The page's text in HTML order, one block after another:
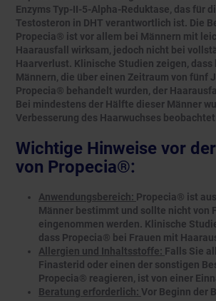
Enzyms Typ-II-5-Alpha-Reduktase, das für
Testosteron in DHT verantwortlich ist. Die
Propecia® ist vor allem bei Männern mit
Haarausfall wirksam, jedoch nicht bei
Haarverlust. Klinische Studien zeigen, dass
Männern, die über einen Zeitraum von fünf
Propecia® behandelt wurden, der
Bei mindestens der Hälfte dieser Männer
Verbesserung des Haarwuchses
Wichtige Hinweise vor
von Propecia®:
Anwendungsbereich: Propecia® ist
Männer bestimmt und sollte nicht von
eingenommen werden. Klinische
dass Propecia® bei Frauen mit
Allergien und Inhaltsstoffe: Falls Sie
Finasterid oder einen der sonstigen
Propecia® reagieren, ist von einer
Beratung erforderlich: Vor Beginn der